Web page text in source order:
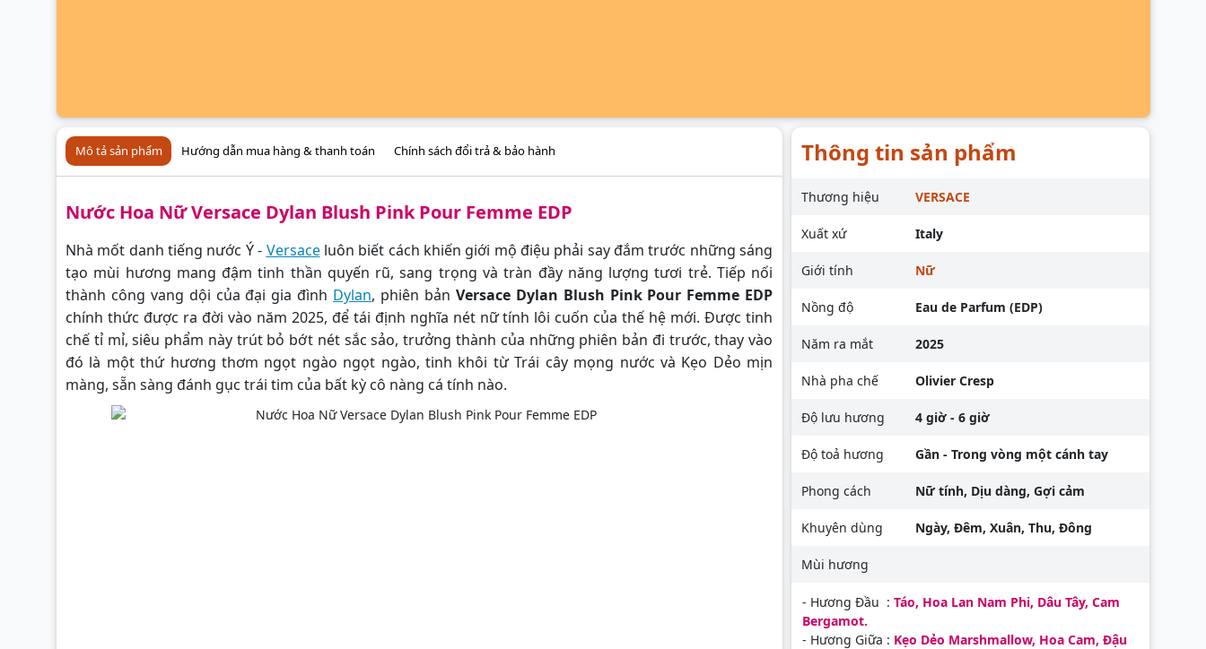
Mô tả sản phẩm Hướng dẫn mua hàng & thanh toán Chính sách đổi trả & bảo hành
Nước Hoa Nữ Versace Dylan Blush Pink Pour Femme EDP
Nhà mốt danh tiếng nước Ý - Versaceluôn biết cách khiến giới mộ điệu phải say đắm trước những sáng
tạo mùi hương mang đậm tinh thần quyến rũ, sang trọng và tràn đầy năng lượng tươi trẻ. Tiếp nối
thành công vang dội của đại gia đình Dylan, phiên bản Versace Dylan Blush Pink Pour Femme EDP
chính thức được ra đời vào năm 2025, để tái định nghĩa nét nữ tính lôi cuốn của thế hệ mới. Được tinh
chế tỉ mỉ, siêu phẩm này trút bỏ bớt nét sắc sảo, trưởng thành của những phiên bản đi trước, thay vào
đó là một thứ hương thơm ngọt ngào ngọt ngào, tinh khôi từ Trái cây mọng nước và Kẹo Dẻo mịn
màng, sẵn sàng đánh gục trái tim của bất kỳ cô nàng cá tính nào.
Thông tin sản phẩm
Thương hiệu VERSACE
Xuất xứ Italy
Giới tính Nữ
Nồng độ Eau de Parfum (EDP)
Năm ra mắt 2025
Nhà pha chế Olivier Cresp
Độ lưu hương 4 giờ - 6 giờ
Độ toả hương Gần - Trong vòng một cánh tay
Phong cách Nữ tính, Dịu dàng, Gợi cảm
Khuyên dùng Ngày, Đêm, Xuân, Thu, Đông
Mùi hương
- Hương Đầu : Táo, Hoa Lan Nam Phi, Dâu Tây, Cam
Bergamot.
- Hương Giữa : Kẹo Dẻo Marshmallow, Hoa Cam, Đậu